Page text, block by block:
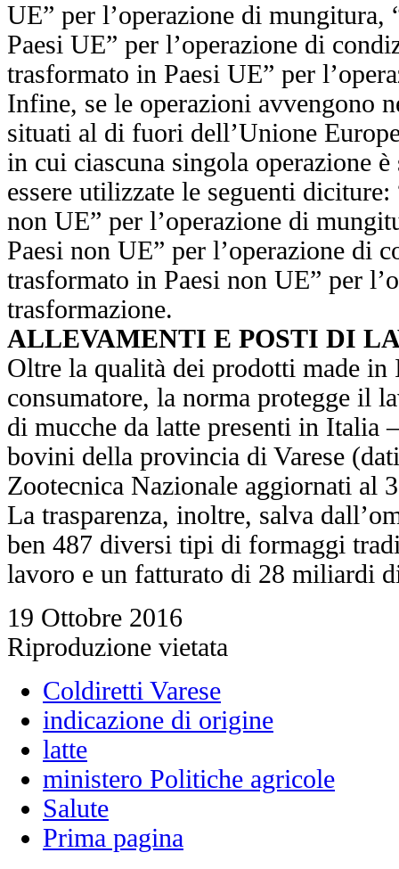
UE” per l’operazione di mungitura,
Paesi UE” per l’operazione di
trasformato in Paesi UE” per
Infine, se le operazioni avvengono
situati al di fuori dell’Unione
in cui ciascuna singola operazione è
essere utilizzate le seguenti
non UE” per l’operazione di
Paesi non UE” per l’operazione di
trasformato in Paesi non UE” per
trasformazione.
ALLEVAMENTI E POSTI DI
Oltre la qualità dei prodotti made in
consumatore, la norma protegge il
di mucche da latte presenti in Italia
bovini della provincia di Varese
Zootecnica Nazionale aggiornati al
La trasparenza, inoltre, salva
ben 487 diversi tipi di formaggi
lavoro e un fatturato di 28 miliardi
19 Ottobre 2016
Riproduzione vietata
Coldiretti Varese
indicazione di origine
latte
ministero Politiche agricole
Salute
Prima pagina